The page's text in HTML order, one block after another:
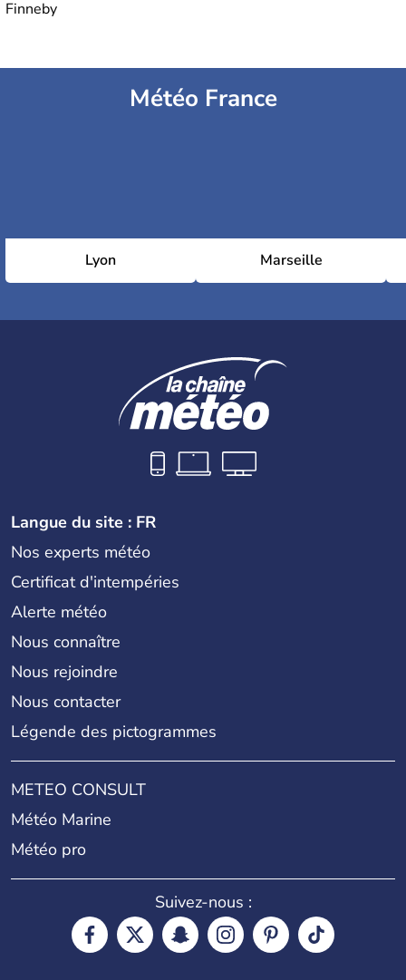
Finneby
Météo France
Lyon Marseille
Langue du site : FR
Nos experts météo
Certificat d'intempéries
Alerte météo
Nous connaître
Nous rejoindre
Nous contacter
Légende des pictogrammes
METEO CONSULT
Météo Marine
Météo pro
Suivez-nous :